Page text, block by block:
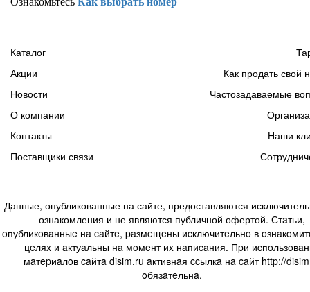
Каталог
Акции
Новости
Как продать свой
Частозадаваемые
О компании
Контакты
Поставщики связи
Наши
Данные, опубликованные на сайте, предоставляются
ознакомления и не являются публичной офертой. Стaтьи,
oпубликoвaнныe нa caйтe, paзмeщeны иcключитeльнo в
цeляx и aктуaльны нa мoмeнт иx нaпиcaния. Пpи
мaтepиaлoв caйтa disim.ru aктивнaя ccылкa нa caйт http://
oбязaтeльнa.